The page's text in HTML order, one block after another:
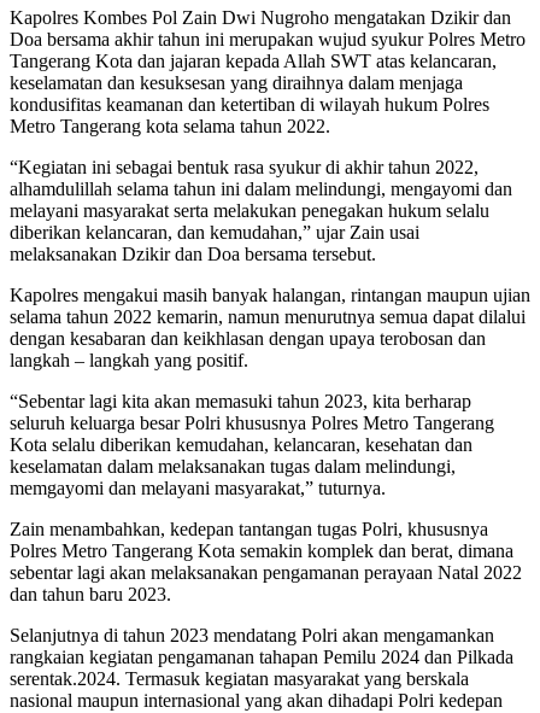
Kapolres Kombes Pol Zain Dwi Nugroho mengatakan Dzikir dan
Doa bersama akhir tahun ini merupakan wujud syukur Polres Metro
Tangerang Kota dan jajaran kepada Allah SWT atas kelancaran,
keselamatan dan kesuksesan yang diraihnya dalam menjaga
kondusifitas keamanan dan ketertiban di wilayah hukum Polres
Metro Tangerang kota selama tahun 2022.
“Kegiatan ini sebagai bentuk rasa syukur di akhir tahun 2022,
alhamdulillah selama tahun ini dalam melindungi, mengayomi dan
melayani masyarakat serta melakukan penegakan hukum selalu
diberikan kelancaran, dan kemudahan,” ujar Zain usai
melaksanakan Dzikir dan Doa bersama tersebut.
Kapolres mengakui masih banyak halangan, rintangan maupun ujian
selama tahun 2022 kemarin, namun menurutnya semua dapat dilalui
dengan kesabaran dan keikhlasan dengan upaya terobosan dan
langkah – langkah yang positif.
“Sebentar lagi kita akan memasuki tahun 2023, kita berharap
seluruh keluarga besar Polri khususnya Polres Metro Tangerang
Kota selalu diberikan kemudahan, kelancaran, kesehatan dan
keselamatan dalam melaksanakan tugas dalam melindungi,
memgayomi dan melayani masyarakat,” tuturnya.
Zain menambahkan, kedepan tantangan tugas Polri, khususnya
Polres Metro Tangerang Kota semakin komplek dan berat, dimana
sebentar lagi akan melaksanakan pengamanan perayaan Natal 2022
dan tahun baru 2023.
Selanjutnya di tahun 2023 mendatang Polri akan mengamankan
rangkaian kegiatan pengamanan tahapan Pemilu 2024 dan Pilkada
serentak.2024. Termasuk kegiatan masyarakat yang berskala
nasional maupun internasional yang akan dihadapi Polri kedepan